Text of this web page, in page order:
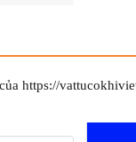
https://